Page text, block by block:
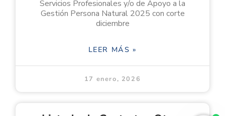
Servicios Profesionales y/o de Apoyo a la
Gestión Persona Natural 2025 con corte
diciembre
LEER MÁS »
17 enero, 2026